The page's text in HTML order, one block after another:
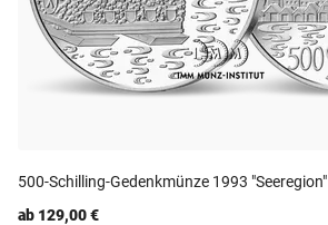
500-Schilling-Gedenkmünze 1993 "Seeregion"
ab 129,00 €